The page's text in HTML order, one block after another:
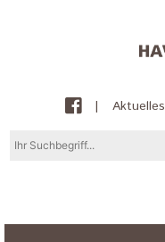
| Aktuelles